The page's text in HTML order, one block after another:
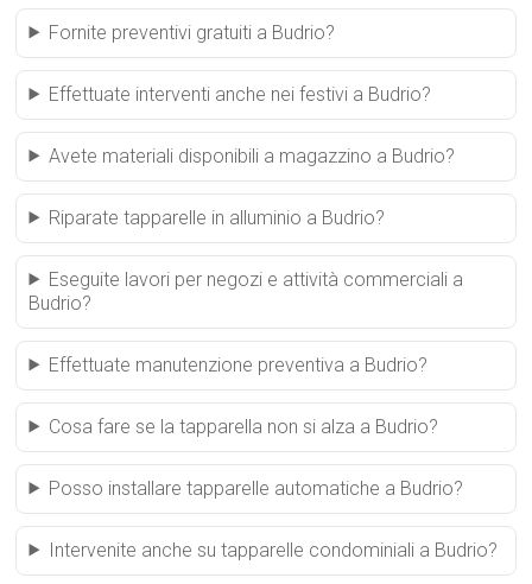
Fornite preventivi gratuiti a Budrio?
Effettuate interventi anche nei festivi a Budrio?
Avete materiali disponibili a magazzino a Budrio?
Riparate tapparelle in alluminio a Budrio?
Eseguite lavori per negozi e attività commerciali a
Budrio?
Effettuate manutenzione preventiva a Budrio?
Cosa fare se la tapparella non si alza a Budrio?
Posso installare tapparelle automatiche a Budrio?
Intervenite anche su tapparelle condominiali a Budrio?